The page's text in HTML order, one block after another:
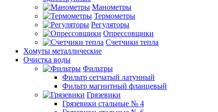
Манометры
Термометры
Регуляторы
Опрессовщики
Счетчики тепла
Хомуты металлические
Очистка воды
Фильтры
Фильтр сетчатый латунный
Фильтр магнитный фланцевый
Грязевики
Грязевики стальные № 4